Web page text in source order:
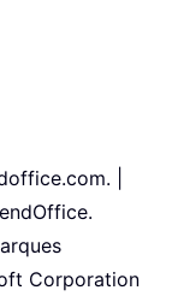
|
Corporation